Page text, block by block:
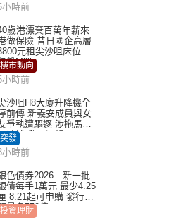
小時前
歲港漂棄百萬年薪來
做保險 昔日國企高層
元租尖沙咀床位｜
盤Million
樓市動向
小時前
沙咀H8大廈升降機全
前傳 新義安成員與女
爭執遭驅逐 涉拖馬刑
被捕 警另通緝4男
突發
小時前
色債券2026｜新一批
債每手1萬元 最少4.25
8.21起可申購 發行金
最多550億
投資理財